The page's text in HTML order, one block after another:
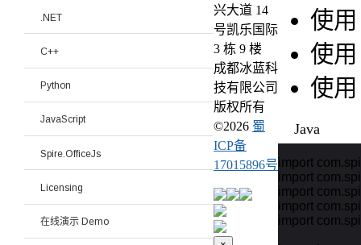
使
使
使
Java
import
import
import
import
import
.NET
C++
Python
JavaScript
Spire.OfficeJs
Licensing
在线演示 Demo
兴大道 14
号凯乐国际
3 栋 9 楼
成都冰蓝科
技有限公司
版权所有
©2026 蜀
ICP备
17015896号